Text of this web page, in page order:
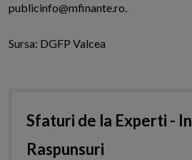
publicinfo@mfinante.ro.
Sursa: DGFP Valcea
Sfaturi de la Experti -
Raspunsuri